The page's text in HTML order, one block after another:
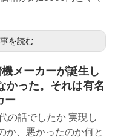
を読む
メーカーが誕生し
かった。それは有名
ー
の話でしたか 実現し
か、悪かったのか何と